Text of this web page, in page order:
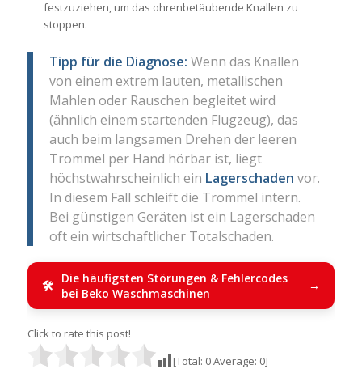
festzuziehen, um das ohrenbetäubende Knallen zu
stoppen.
Tipp für die Diagnose: Wenn das Knallen
von einem extrem lauten, metallischen
Mahlen oder Rauschen begleitet wird
(ähnlich einem startenden Flugzeug), das
auch beim langsamen Drehen der leeren
Trommel per Hand hörbar ist, liegt
höchstwahrscheinlich ein Lagerschaden vor.
In diesem Fall schleift die Trommel intern.
Bei günstigen Geräten ist ein Lagerschaden
oft ein wirtschaftlicher Totalschaden.
Die häufigsten Störungen & Fehlercodes
bei Beko Waschmaschinen
Click to rate this post!
[Total: 0Average: 0]